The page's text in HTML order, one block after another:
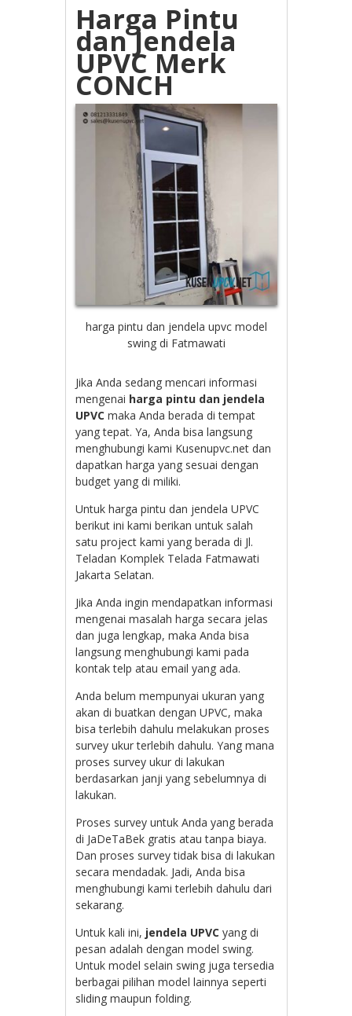
Harga Pintu
dan Jendela
UPVC Merk
CONCH
harga pintu dan jendela upvc model
swing di Fatmawati
Jika Anda sedang mencari informasi
mengenai harga pintu dan jendela
UPVC maka Anda berada di tempat
yang tepat. Ya, Anda bisa langsung
menghubungi kami Kusenupvc.net dan
dapatkan harga yang sesuai dengan
budget yang di miliki.
Untuk harga pintu dan jendela UPVC
berikut ini kami berikan untuk salah
satu project kami yang berada di Jl.
Teladan Komplek Telada Fatmawati
Jakarta Selatan.
Jika Anda ingin mendapatkan informasi
mengenai masalah harga secara jelas
dan juga lengkap, maka Anda bisa
langsung menghubungi kami pada
kontak telp atau email yang ada.
Anda belum mempunyai ukuran yang
akan di buatkan dengan UPVC, maka
bisa terlebih dahulu melakukan proses
survey ukur terlebih dahulu. Yang mana
proses survey ukur di lakukan
berdasarkan janji yang sebelumnya di
lakukan.
Proses survey untuk Anda yang berada
di JaDeTaBek gratis atau tanpa biaya.
Dan proses survey tidak bisa di lakukan
secara mendadak. Jadi, Anda bisa
menghubungi kami terlebih dahulu dari
sekarang.
Untuk kali ini, jendela UPVC yang di
pesan adalah dengan model swing.
Untuk model selain swing juga tersedia
berbagai pilihan model lainnya seperti
sliding maupun folding.